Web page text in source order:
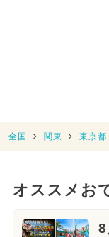
全国 関東 東京都
オススメお
8